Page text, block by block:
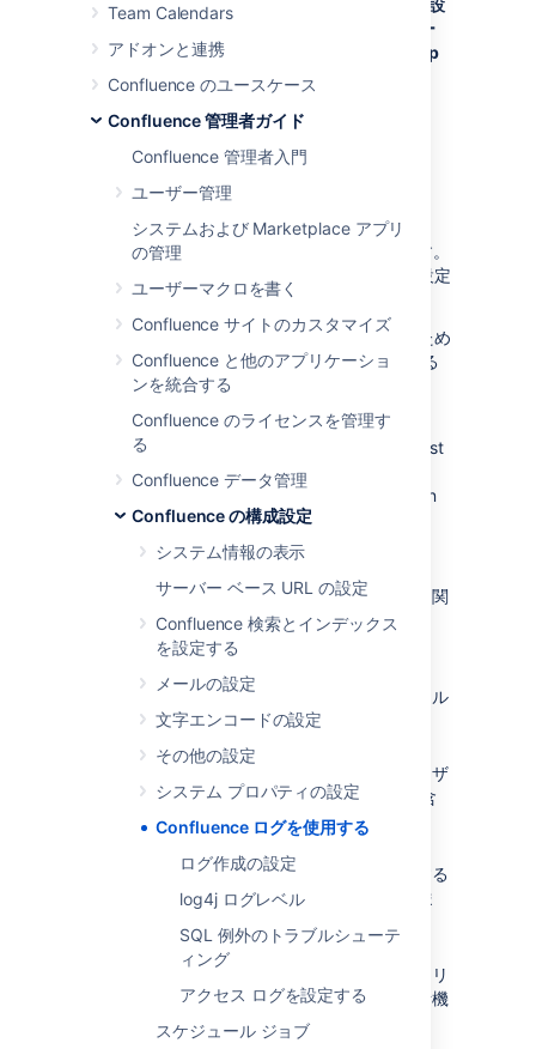
Team Calendars
アドオンと連携
Confluence のユースケース
Confluence 管理者ガイド
Confluence 管理者入門
ユーザー管理
システムおよび Marketplace アプリ
の管理
ユーザーマクロを書く
Confluence サイトのカスタマイズ
Confluence と他のアプリケーショ
ンを統合する
Confluence のライセンスを管理す
る
Confluence データ管理
Confluence の構成設定
システム情報の表示
サーバー ベース URL の設定
Confluence 検索とインデックス
を設定する
メールの設定
文字エンコードの設定
その他の設定
システム プロパティの設定
Confluence ログを使用する
ログ作成の設定
log4j ログレベル
SQL 例外のトラブルシューテ
ィング
アクセス ログを設定する
スケジュール ジョブ
する最も簡単な方法として、
一般設
トラブルシューティングとサポート ツー
ル ] に移動し、プロンプトに従って
サポート zip
を作成します。
アプリケーション ログ フ
ァイル
既定では、アプリケーション ログ ファイルは
<local-home>/logs
ディレクトリにあります。
この場所は設定可能であるため、場所のログ設定
を確認しなければならない場合があります。
問題のトラブルシューティングを容易にするため
に、アプリケーション ログはいくつかの異なる
ログ ファイルに分割されます。
atlassian-confluence.log
This is the main application log file, most
entries will be written here. When you
start Confluence Any log entries written
to the console will also be repeated in
this log.
このファイルには、検索インデックスに関
連するエントリが含まれます。
atlassian-confluence-outgoing-
このファイルには、通知など、送信メール
に関連するエントリが含まれます。
atlassian-confluence-security.log
このファイルには、ユーザーおよびユーザ
ー ディレクトリに関連するエントリが含
まれます。
このファイルには、共同編集を可能にする
Synchrony 関連するエントリが含まれま
atlassian-diagnostics.log
このファイルには、ディスク容量やメモリ
不足などの警告を提供する実験的な診断機
能のエントリが含まれます。